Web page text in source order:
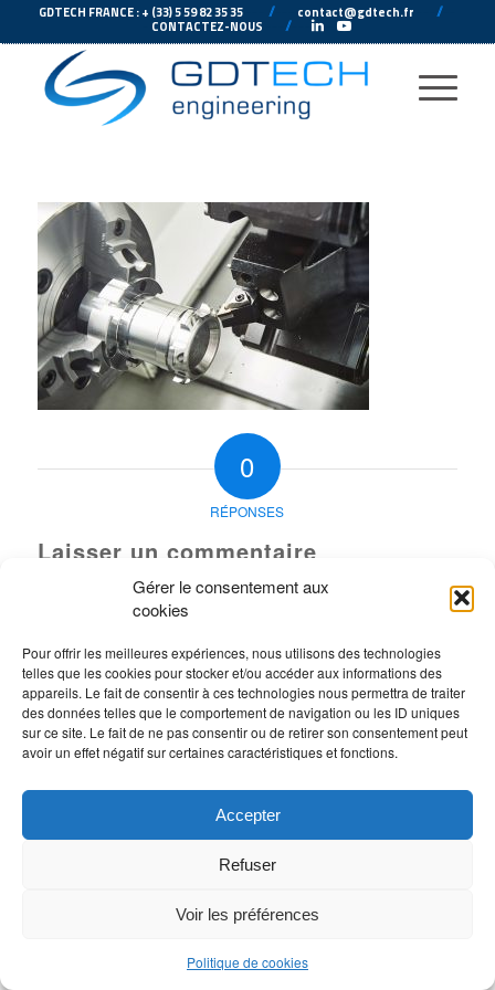
Gérer le consentement aux
cookies
Pour offrir les meilleures expériences, nous utilisons des technologies
telles que les cookies pour stocker et/ou accéder aux informations des
appareils. Le fait de consentir à ces technologies nous permettra de traiter
des données telles que le comportement de navigation ou les ID uniques
sur ce site. Le fait de ne pas consentir ou de retirer son consentement peut
avoir un effet négatif sur certaines caractéristiques et fonctions.
Accepter
Refuser
Voir les préférences
Politique de cookies
GDTECH FRANCE : + (33) 5 59 82 35 35 //--- contact@gdtech.fr //--
CONTACTEZ-NOUS ---// ---
0
RÉPONSES
Laisser un commentaire
Rejoindre la discussion?
N’hésitez pas à contribuer !
Vous devezvous connecterpour publier un
commentaire.